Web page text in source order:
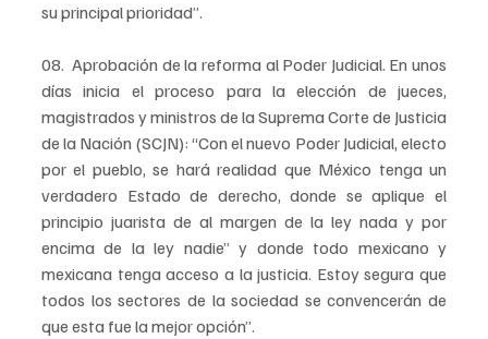
su principal prioridad”.
08.  Aprobación de la reforma al Poder Judicial. En unos
días inicia el proceso para la elección de jueces,
magistrados y ministros de la Suprema Corte de Justicia
de la Nación (SCJN): “Con el nuevo Poder Judicial, electo
por el pueblo, se hará realidad que México tenga un
verdadero Estado de derecho, donde se aplique el
principio juarista de al margen de la ley nada y por
encima de la ley nadie” y donde todo mexicano y
mexicana tenga acceso a la justicia. Estoy segura que
todos los sectores de la sociedad se convencerán de
que esta fue la mejor opción”.